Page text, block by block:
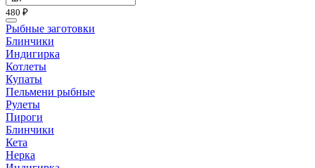
480 ₽
Рыбные заготовки
Блинчики
Индигирка
Котлеты
Купаты
Пельмени рыбные
Рулеты
Пироги
Блинчики
Кета
Нерка